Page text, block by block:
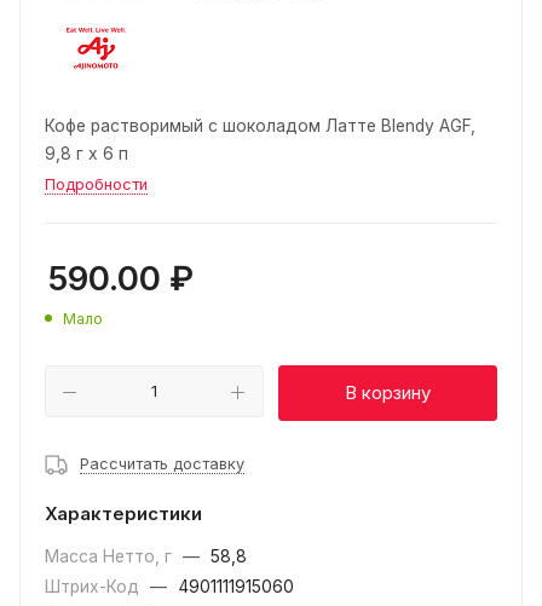
Кофе растворимый с шоколадом Латте Blendy AGF,
9,8 г х 6 п
Подробности
590.00 ₽
Мало
В корзину
Рассчитать доставку
Характеристики
Масса Нетто, г — 58,8
Штрих-Код
—
4901111915060